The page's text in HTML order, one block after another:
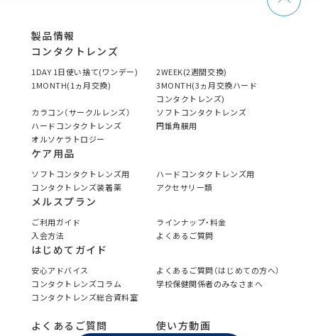
製品情報
コンタクトレンズ
1DAY 1日使い捨て(ワンデー)
2WEEK(2週間交換)
1MONTH(1ヵ月交換)
3MONTH(3ヵ月交換ハード
コンタクトレンズ)
カラコン（サークルレンズ）
ソフトコンタクトレンズ
ハードコンタクトレンズ
円錐角膜用
オルソケラトロジー
ケア用品
ソフトコンタクトレンズ用
ハードコンタクトレンズ用
コンタクトレンズ装着薬
アクセサリー類
メルスプラン
ご利用ガイド
ラインナップ・料金
入会方法
よくあるご質問
はじめてガイド
安心アドバイス
よくあるご質問（はじめての方へ）
コンタクトレンズコラム
学校保健関係者のみなさまへ
コンタクトレンズ総合資料室
よくあるご質問 使い方動画